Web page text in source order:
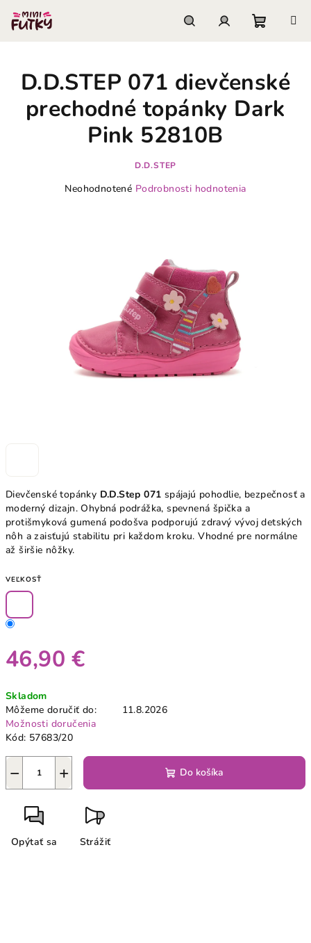
obsah
košík
Dievčenské topánky D.D.Step 071 spájajú pohodlie, bezpečnosť a
moderný dizajn. Ohybná podrážka, spevnená špička a
protišmyková gumená podošva podporujú zdravý vývoj detských
nôh a zaisťujú stabilitu pri každom kroku. Vhodné pre normálne
až širšie nôžky.
VEĽKOSŤ
46,90 €
cena:
Skladom
Môžeme doručiť do:
11.8.2026
Možnosti doručenia
Kód: 57683/20
+
− Do košíka
Opýtať sa Strážiť
D.D.STEP 071 dievčenské
prechodné topánky Dark
Pink 52810B
D.D.STEP
Priemerné
Neohodnotené Podrobnosti hodnotenia